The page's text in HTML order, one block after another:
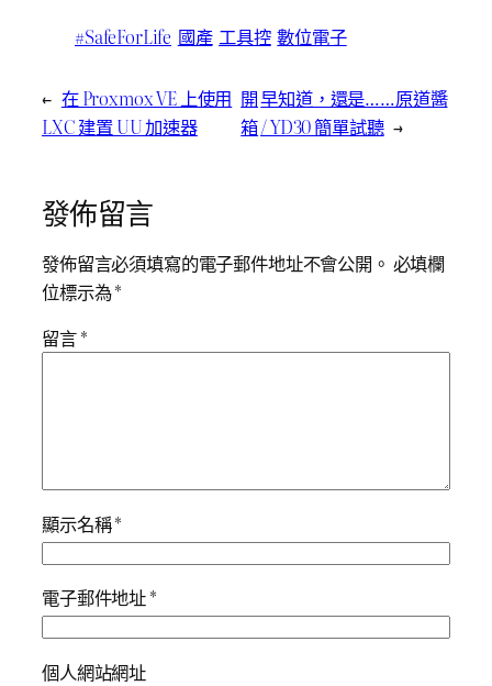
#SafeForLife 國產 工具控 數位電子
← 在 Proxmox VE 上使用
LXC 建置 UU 加速器
開
箱
早知道，還是……原道醬
/ YD30 簡單試聽 →
發佈留言
發佈留言必須填寫的電子郵件地址不會公開。 必填欄
位標示為*
留言*
顯示名稱*
電子郵件地址*
個人網站網址